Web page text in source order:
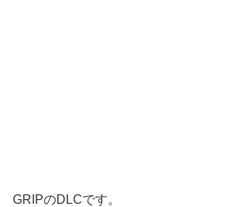
GRIPのDLCです。